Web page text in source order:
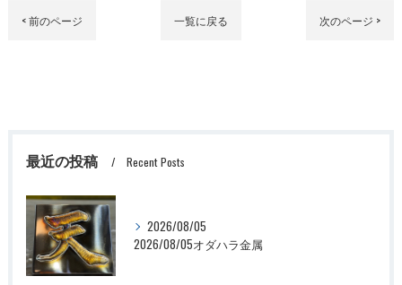
< 前のページ 一覧に戻る 次のページ >
最近の投稿 Recent Posts
2026/08/05
2026/08/05オダハラ金属